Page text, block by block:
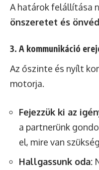
A határok felállítása
önszeretet és
3. A kommunikáció
Az őszinte és nyílt
motorja.
Fejezzük ki az
a partnerünk
el, mire van
Hallgassunk oda: